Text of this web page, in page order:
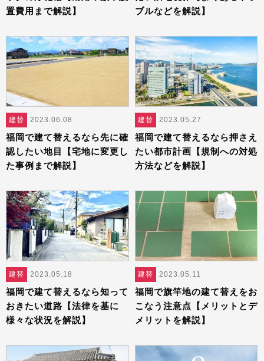
置費用まで解説】
ブルなどを解説】
建替 2023.06.08
福岡で建て替えるなら先に確
認したい地目【宅地に変更し
た事例まで解説】
建替 2023.05.27
福岡で建て替えるなら押さえ
たい都市計画【規制への対処
方法などを解説】
建替 2023.05.18
福岡で建て替えるなら知って
おきたい道路【法律を基に
様々な状況を解説】
建替 2023.05.11
福岡で旗竿地の建て替えをお
こなう注意点【メリットとデ
メリットを解説】